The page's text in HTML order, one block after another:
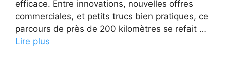
efficace. Entre innovations, nouvelles offres
commerciales, et petits trucs bien pratiques, ce
parcours de près de 200 kilomètres se refait …
Lire plus